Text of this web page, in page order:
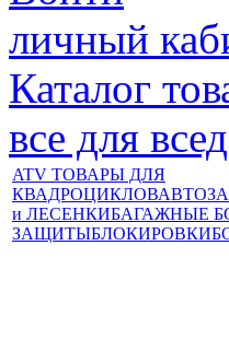
личный
Каталог
все для
ATV ТОВАРЫ ДЛЯ
КВАДРОЦИКЛОВ
и ЛЕСЕНКИБАГАЖНЫЕ
ЗАЩИТЫБЛОКИРОВКИ